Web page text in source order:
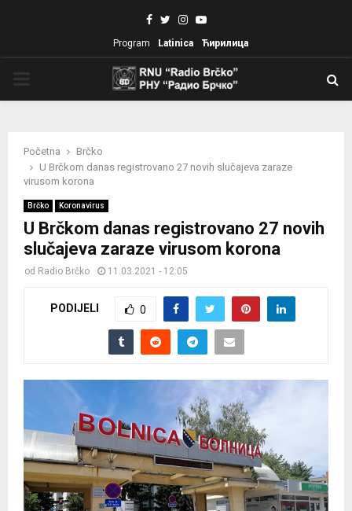
Facebook
TwitterInstagram
Youtube
Program Latinica Ћирилица
Početna
Brčko
U Brčkom danas registrovano 27 novih slučajeva zaraze
virusom korona
Brčko Koronavirus
U Brčkom danas registrovano 27 novih
slučajeva zaraze virusom korona
od Radio Brčko 11.03.2021 - 12:05
PODIJELI 0